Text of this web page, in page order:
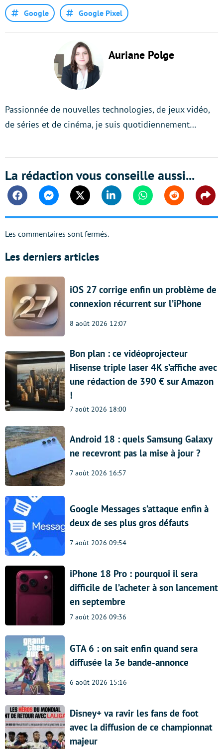
Google Google Pixel
Auriane Polge
Passionnée de nouvelles technologies, de jeux vidéo,
de séries et de cinéma, je suis quotidiennement…
La rédaction vous conseille aussi...
FacebookMessengerTwitter Linkedin WhatsappReddit
Les commentaires sont fermés.
Les derniers articles
iOS 27 corrige enfin un problème de
connexion récurrent sur l’iPhone
8 août 2026 12:07
Bon plan : ce vidéoprojecteur
Hisense triple laser 4K s’affiche avec
une rédaction de 390 € sur Amazon
!
7 août 2026 18:00
Android 18 : quels Samsung Galaxy
ne recevront pas la mise à jour ?
7 août 2026 16:57
Google Messages s’attaque enfin à
deux de ses plus gros défauts
7 août 2026 09:54
iPhone 18 Pro : pourquoi il sera
difficile de l’acheter à son lancement
en septembre
7 août 2026 09:36
GTA 6 : on sait enfin quand sera
diffusée la 3e bande-annonce
6 août 2026 15:16
Disney+ va ravir les fans de foot
avec la diffusion de ce championnat
majeur